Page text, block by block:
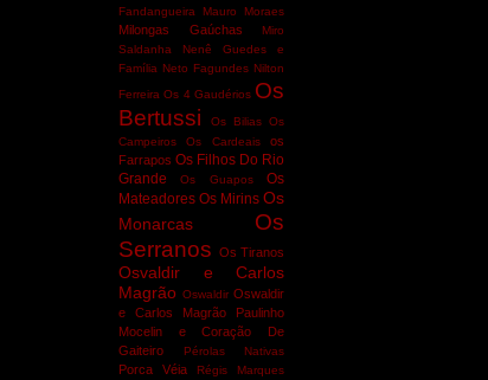
Fandangueira
Mauro Moraes
Milongas Gaúchas
Miro
Saldanha
Nenê Guedes e
Família Neto Fagundes Nilton
Ferreira Os 4 Gaudérios Os
Bertussi
Os Bilias Os
Campeiros
Os Cardeais
os
Farrapos Os Filhos Do Rio
Grande
Os Guapos
Os
Mateadores Os Mirins Os
Monarcas
Os
Serranos Os Tiranos
Osvaldir e Carlos
Magrão Oswaldir Oswaldir
e Carlos Magrão
Paulinho
Mocelin e Coração De
Gaiteiro
Pérolas Nativas
Porca Véia
Régis Marques